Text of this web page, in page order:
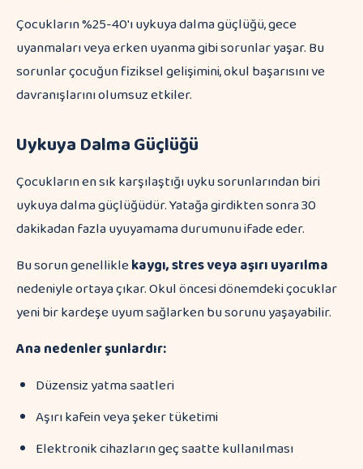
Çocukların %25-40'ı uykuya dalma güçlüğü, gece
uyanmaları veya erken uyanma gibi sorunlar yaşar. Bu
sorunlar çocuğun fiziksel gelişimini, okul başarısını ve
davranışlarını olumsuz etkiler.
Uykuya Dalma Güçlüğü
Çocukların en sık karşılaştığı uyku sorunlarından biri
uykuya dalma güçlüğüdür. Yatağa girdikten sonra 30
dakikadan fazla uyuyamama durumunu ifade eder.
Bu sorun genelliklekaygı, stres veya aşırı uyarılma
nedeniyle ortaya çıkar. Okul öncesi dönemdeki çocuklar
yeni bir kardeşe uyum sağlarken bu sorunu yaşayabilir.
Ana nedenler şunlardır:
Düzensiz yatma saatleri
Aşırı kafein veya şeker tüketimi
Elektronik cihazların geç saatte kullanılması